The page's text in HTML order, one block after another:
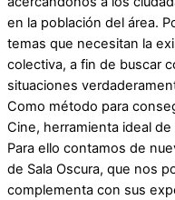
en la población del área.
temas que necesitan la
colectiva, a fin de buscar
situaciones
Como método para
Cine, herramienta ideal
Para ello contamos de
de Sala Oscura, que nos
complementa con sus